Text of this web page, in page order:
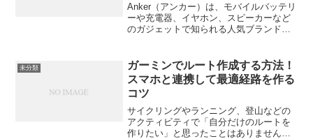
Anker（アンカー）は、モバイルバッテリ
ーや充電器、イヤホン、スピーカーなど
のガジェットで知られる人気ブランドで
されています。しかし、どんなに優れた
製品でも、時には故...
未分類
ガーミンでルート作成する方法！
スマホと連携して最適経路を作る
コツ
サイクリングやランニング、登山などの
アクティビティで「自分だけのルートを
作りたい」と思ったことはありません